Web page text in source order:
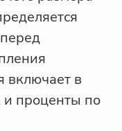
включает в
и проценты по